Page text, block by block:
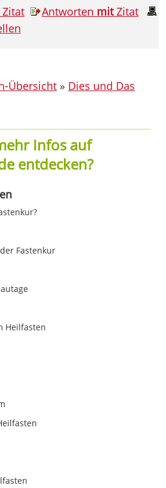
Zitat Antworten mitZitat
Übersicht » Dies und Das
Infos auf
entdecken?
Fastenkur
Heilfasten